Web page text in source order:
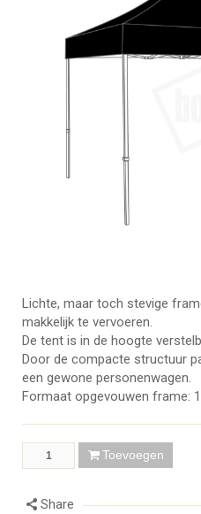
Lichte, maar toch stevige
makkelijk te vervoeren.
De tent is in de hoogte
Door de compacte structuur
een gewone personenwagen.
Formaat opgevouwen frame:
Toevoegen
Share